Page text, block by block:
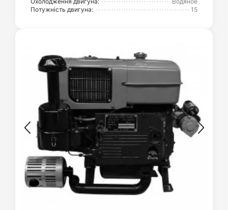
Потужність двигуна:
15